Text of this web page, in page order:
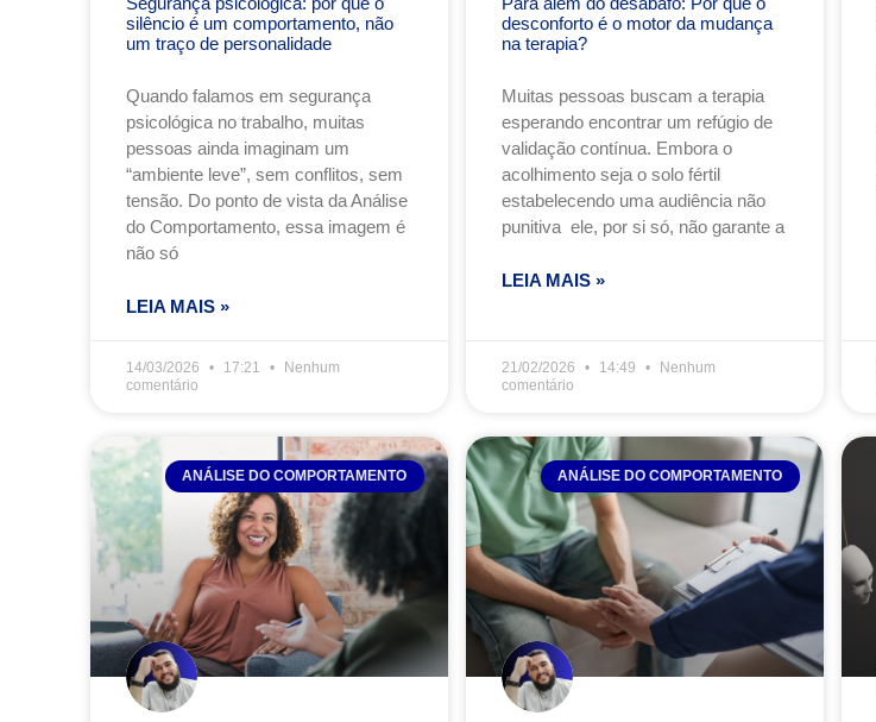
silêncio é um comportamento, não
um traço de personalidade
Quando falamos em segurança
psicológica no trabalho, muitas
pessoas ainda imaginam um
“ambiente leve”, sem conflitos, sem
tensão. Do ponto de vista da Análise
do Comportamento, essa imagem é
não só
LEIA MAIS »
14/03/2026 17:21
Nenhum
comentário
desconforto é o motor da mudança
na terapia?
Muitas pessoas buscam a terapia
esperando encontrar um refúgio de
validação contínua. Embora o
acolhimento seja o solo fértil
estabelecendo uma audiência não
punitiva ele, por si só, não garante a
LEIA MAIS »
21/02/2026 14:49
Nenhum
comentário
ANÁLISE DO COMPORTAMENTO ANÁLISE DO COMPORTAMENTO